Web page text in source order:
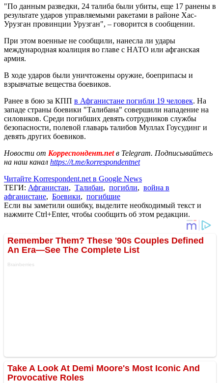
"По данным разведки, 24 талиба были убиты, еще 17 ранены в
результате ударов управляемыми ракетами в районе Хас-
Урузган провинции Урузган", – говорится в сообщении.
При этом военные не сообщили, нанесла ли удары
международная коалиция во главе с НАТО или афганская
армия.
В ходе ударов были уничтожены оружие, боеприпасы и
взрывчатые вещества боевиков.
Ранее в бою за КПП в Афганистане погибли 19 человек. На
западе страны боевики "Талибана" совершили нападение на
силовиков. Среди погибших девять сотрудников службы
безопасности, полевой главарь талибов Муллах Гоусудинг и
девять других боевиков.
Новости от Корреспондент.netв Telegram. Подписывайтесь
на наш канал https://t.me/korrespondentnet
Читайте Korrespondent.net в Google News
ТЕГИ: Афганистан, Талибан, погибли, война в
афганистане, Боевики, погибшие
Если вы заметили ошибку, выделите необходимый текст и
нажмите Ctrl+Enter, чтобы сообщить об этом редакции.